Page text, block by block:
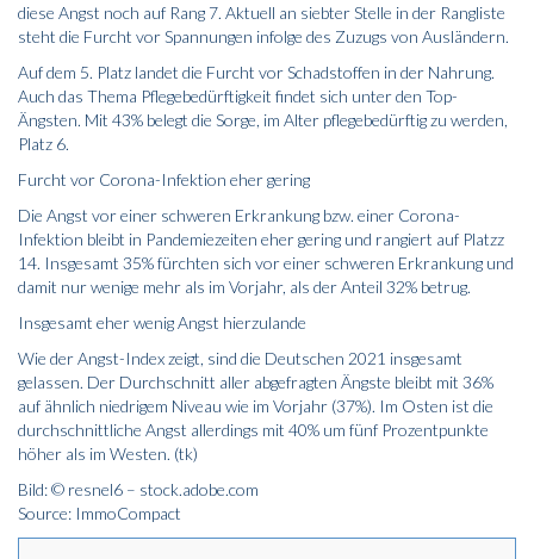
diese Angst noch auf Rang 7. Aktuell an siebter Stelle in der Rangliste
steht die Furcht vor Spannungen infolge des Zuzugs von Ausländern.
Auf dem 5. Platz landet die Furcht vor Schadstoffen in der Nahrung.
Auch das Thema Pflegebedürftigkeit findet sich unter den Top-
Ängsten. Mit 43% belegt die Sorge, im Alter pflegebedürftig zu werden,
Platz 6.
Furcht vor Corona-Infektion eher gering
Die Angst vor einer schweren Erkrankung bzw. einer Corona-
Infektion bleibt in Pandemiezeiten eher gering und rangiert auf Platzz
14. Insgesamt 35% fürchten sich vor einer schweren Erkrankung und
damit nur wenige mehr als im Vorjahr, als der Anteil 32% betrug.
Insgesamt eher wenig Angst hierzulande
Wie der Angst-Index zeigt, sind die Deutschen 2021 insgesamt
gelassen. Der Durchschnitt aller abgefragten Ängste bleibt mit 36%
auf ähnlich niedrigem Niveau wie im Vorjahr (37%). Im Osten ist die
durchschnittliche Angst allerdings mit 40% um fünf Prozentpunkte
höher als im Westen. (tk)
Bild: © resnel6 – stock.adobe.com
Source: ImmoCompact